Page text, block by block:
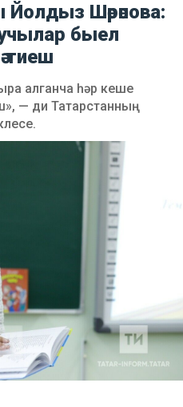
Шәрәпова:
быел
тиеш
алганча һәр кеше
— ди Татарстанның